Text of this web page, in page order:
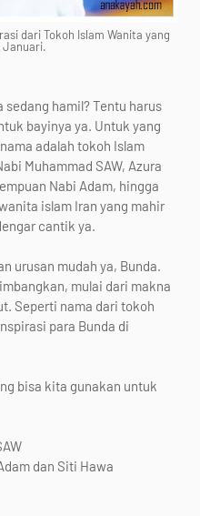
dari Tokoh Islam Wanita yang
Januari.
hamil? Tentu harus
bayinya ya. Untuk yang
adalah tokoh Islam
Muhammad SAW, Azura
Nabi Adam, hingga
islam Iran yang mahir
cantik ya.
urusan mudah ya, Bunda.
mulai dari makna
Seperti nama dari tokoh
para Bunda di
bisa kita gunakan untuk
dan Siti Hawa